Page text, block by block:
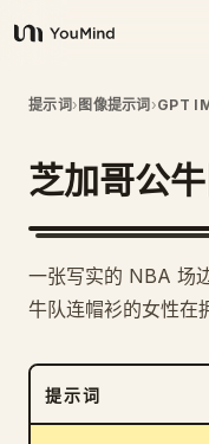
YouMind
概览
使用案例
定价
提示词› 图像提示词 ›GPT
芝加哥公
一张写实的 NBA 场
牛队连帽衫的女性在
提示词